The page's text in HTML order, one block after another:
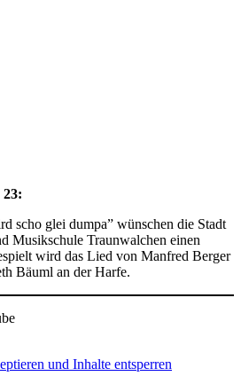
scho glei dumpa” wünschen die Stadt
Musikschule Traunwalchen einen
wird das Lied von Manfred Berger
Bäuml an der Harfe.
und Inhalte entsperren